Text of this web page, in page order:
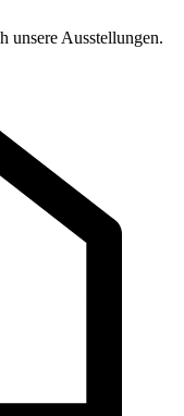
unsere Ausstellungen.